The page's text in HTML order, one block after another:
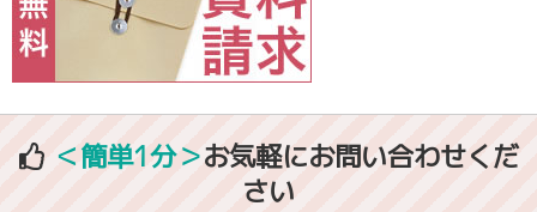
＜簡単1分＞お気軽にお問い合わせくだ
さい